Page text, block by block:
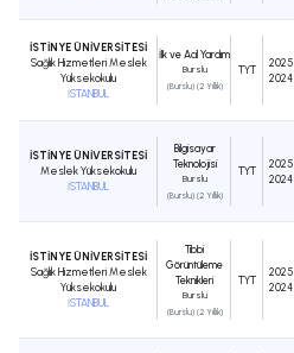
İSTİNYE ÜNİVERSİTESİ
Sağlık Hizmetleri Meslek
Yüksekokulu
İSTANBUL
İlk ve Acil Yardım
Burslu
(Burslu) (2 Yıllık)
TYT
2025
2024
İSTİNYE ÜNİVERSİTESİ
Meslek Yüksekokulu
İSTANBUL
Bilgisayar
Teknolojisi
Burslu
(Burslu) (2 Yıllık)
TYT
2025
2024
İSTİNYE ÜNİVERSİTESİ
Sağlık Hizmetleri Meslek
Yüksekokulu
İSTANBUL
Tıbbi
Görüntüleme
Teknikleri
Burslu
(Burslu) (2 Yıllık)
TYT
2025
2024